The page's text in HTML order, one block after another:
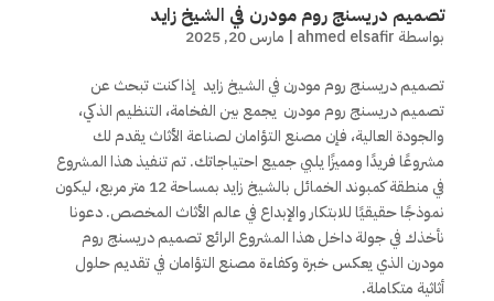
تصميم دريسنج روم مودرن في الشيخ زايد
بواسطة ahmed elsafir
| مارس 20, 2025
تصميم دريسنج روم مودرن في الشيخ زايد إذا كنت تبحث عن
تصميم دريسنج روم مودرن يجمع بين الفخامة، التنظيم الذكي،
والجودة العالية، فإن مصنع التؤامان لصناعة الأثاث يقدم لك
مشروعًا فريدًا ومميزًا يلبي جميع احتياجاتك. تم تنفيذ هذا المشروع
في منطقة كمبوند الخمائل بالشيخ زايد بمساحة 12 متر مربع، ليكون
نموذجًا حقيقيًا للابتكار والإبداع في عالم الأثاث المخصص. دعونا
نأخذك في جولة داخل هذا المشروع الرائع تصميم دريسنج روم
مودرن الذي يعكس خبرة وكفاءة مصنع التؤامان في تقديم حلول
أثاثية متكاملة.